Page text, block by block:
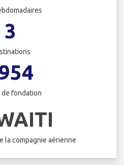
3
de fondation
la compagnie aérienne